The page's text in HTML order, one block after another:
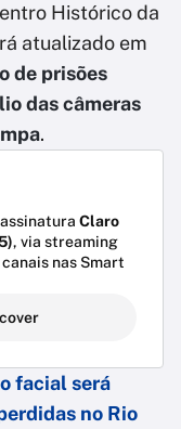
Histórico da
atualizado em
de prisões
das câmeras
.
Claro
, via streaming
nas Smart
facial será
no Rio